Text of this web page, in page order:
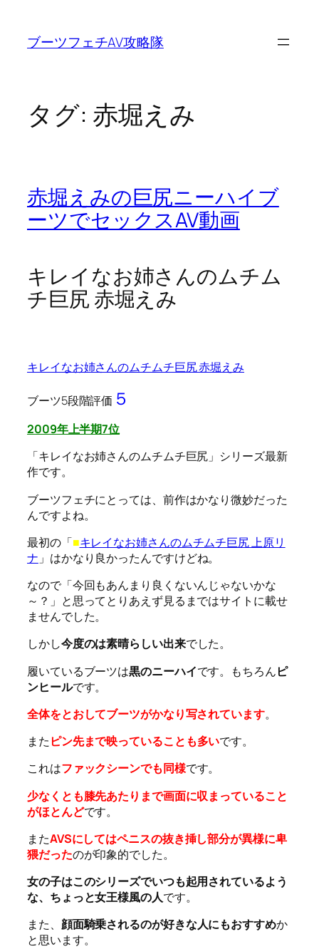
ブーツフェチAV攻略隊
タグ: 赤堀えみ
赤堀えみの巨尻ニーハイブ
ーツでセックスAV動画
キレイなお姉さんのムチム
チ巨尻 赤堀えみ
キレイなお姉さんのムチムチ巨尻 赤堀えみ
ブーツ5段階評価 ５
2009年上半期7位
「キレイなお姉さんのムチムチ巨尻」シリーズ最新
作です。
ブーツフェチにとっては、前作はかなり微妙だった
んですよね。
最初の「■キレイなお姉さんのムチムチ巨尻 上原リ
ナ 」はかなり良かったんですけどね。
なので「今回もあんまり良くないんじゃないかな
～？」と思ってとりあえず見るまではサイトに載せ
ませんでした。
しかし今度のは素晴らしい出来でした。
履いているブーツは黒のニーハイです。もちろんピ
ンヒールです。
全体をとおしてブーツがかなり写されています。
また ピン先まで映っていることも多いです。
これはファックシーンでも同様です。
少なくとも膝先あたりまで画面に収まっていること
がほとんどです。
またAVSにしてはペニスの抜き挿し部分が異様に卑
猥だったのが印象的でした。
女の子はこのシリーズでいつも起用されているよう
な、ちょっと女王様風の人です。
また、 顔面騎乗されるのが好きな人にもおすすめか
と思います。